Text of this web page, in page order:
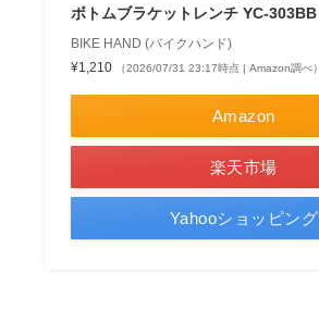
ボトムブラケットレンチ YC-303BB
BIKE HAND (バイクハンド)
¥1,210
（2026/07/31 23:17時点 | Amazon調べ）
Amazon
楽天市場
Yahooショッピング